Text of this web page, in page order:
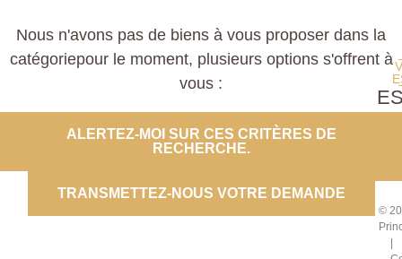
Nous n'avons pas de biens à vous proposer dans la
catégoriepour le moment, plusieurs options s'offrent à
vous :
ALERTEZ-MOI SUR CES CRITÈRES DE
RECHERCHE.
TRANSMETTEZ-NOUS VOTRE DEMANDE
©